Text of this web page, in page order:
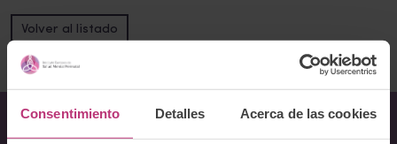
Consentimiento Detalles Acerca de las cookies
Volver al listado